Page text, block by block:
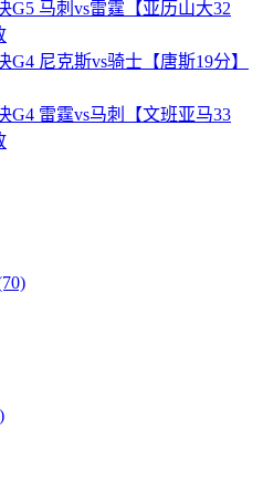
G5 马刺vs雷霆【亚历山大32
G4 尼克斯vs骑士【唐斯19分】
G4 雷霆vs马刺【文班亚马33